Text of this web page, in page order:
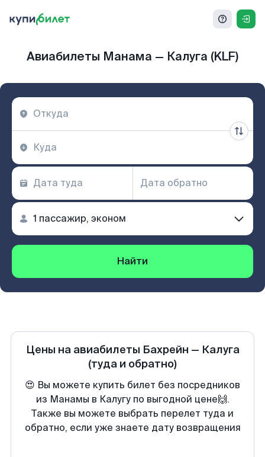
Авиабилеты Манама — Калуга (KLF)
Найти
Цены на авиабилеты Бахрейн — Калуга
(туда и обратно)
😍 Вы можете купить билет без посредников
из Манамы в Калугу по выгодной цене🙌.
Также вы можете выбрать перелет туда и
обратно, если уже знаете дату возвращения